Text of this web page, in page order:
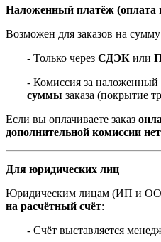
Наложенный платёж (оплата
Возможен для заказов на сумму
- Только через СДЭК или
- Комиссия за
суммы заказа (покрытие
Если вы оплачиваете заказ
дополнительной комиссии нет
Для юридических лиц
Юридическим лицам (ИП и
на расчётный счёт:
- Счёт выставляется